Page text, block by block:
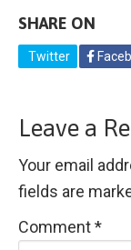
SHARE ON
Twitter
Leave a
Your email
fields are
Comment*